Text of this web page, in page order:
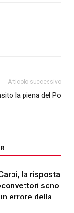
Articolo successivo
la piena del Po
la risposta
sono
errore della